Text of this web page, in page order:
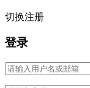
切换注册
登录